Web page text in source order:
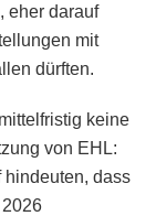
eher darauf
mit
dürften.
keine
von EHL:
hindeuten, dass